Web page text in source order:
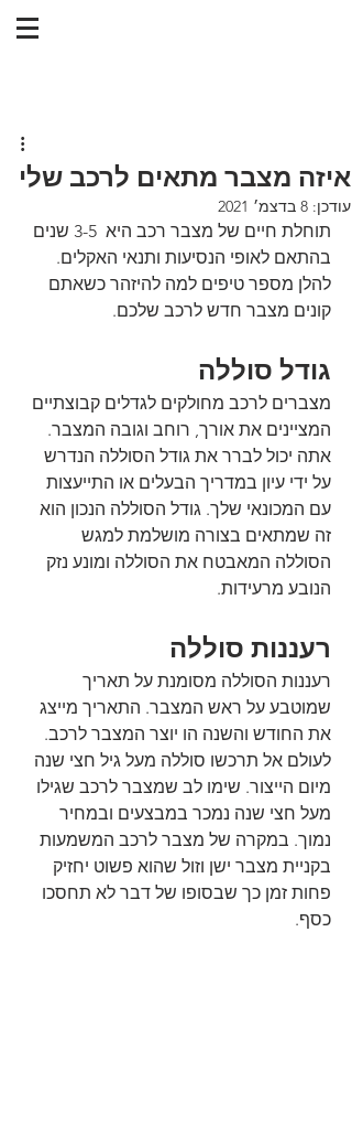
איזה מצבר מתאים לרכב שלי
עודכן: 8 בדצמ׳ 2021
תוחלת חיים של מצבר רכב היא  3-5 שנים
בהתאם לאופי הנסיעות ותנאי האקלים.
להלן מספר טיפים למה להיזהר כשאתם
קונים מצבר חדש לרכב שלכם.
גודל סוללה
מצברים לרכב מחולקים לגדלים קבוצתיים
המציינים את אורך, רוחב וגובה המצבר.
אתה יכול לברר את גודל הסוללה הנדרש
על ידי עיון במדריך הבעלים או התייעצות
עם המכונאי שלך. גודל הסוללה הנכון הוא
זה שמתאים בצורה מושלמת למגש
הסוללה המאבטח את הסוללה ומונע נזק
הנובע מרעידות.
רעננות סוללה
רעננות הסוללה מסומנת על תאריך
שמוטבע על ראש המצבר. התאריך מייצג
את החודש והשנה הו יוצר המצבר לרכב.
לעולם אל תרכשו סוללה מעל גיל חצי שנה
מיום הייצור. שימו לב שמצבר לרכב שגילו
מעל חצי שנה נמכר במבצעים ובמחיר
נמוך. במקרה של מצבר לרכב המשמעות
בקניית מצבר ישן וזול שהוא פשוט יחזיק
פחות זמן כך שבסופו של דבר לא תחסכו
כסף.